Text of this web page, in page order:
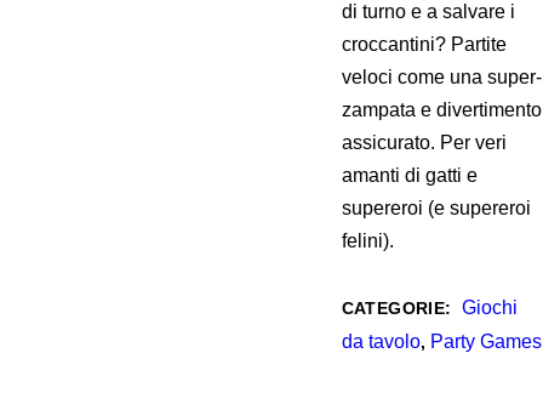
di turno e a salvare i
croccantini? Partite
veloci come una super-
zampata e divertimento
assicurato. Per veri
amanti di gatti e
supereroi (e supereroi
felini).
CATEGORIE:
Giochi
da tavolo, Party Games